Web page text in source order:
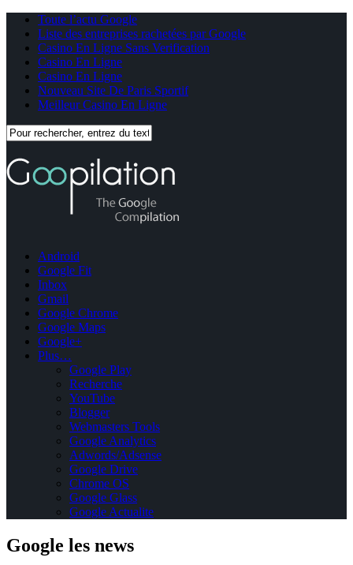
Toute l’actu Google
Liste des entreprises rachetées par Google
Casino En Ligne Sans Verification
Casino En Ligne
Casino En Ligne
Nouveau Site De Paris Sportif
Meilleur Casino En Ligne
Android
Google Fit
Inbox
Gmail
Google Chrome
Google Maps
Google+
Plus…
Google Play
Recherche
YouTube
Blogger
Webmasters Tools
Google Analytics
Adwords/Adsense
Google Drive
Chrome OS
Google Glass
Google Actualite
Google les news